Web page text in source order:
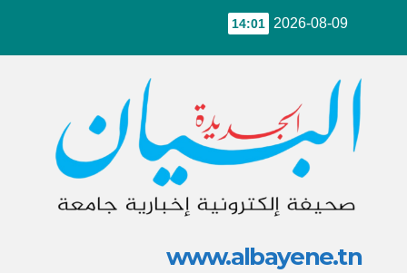
2026-08-09
14:01
www.albayene.tn